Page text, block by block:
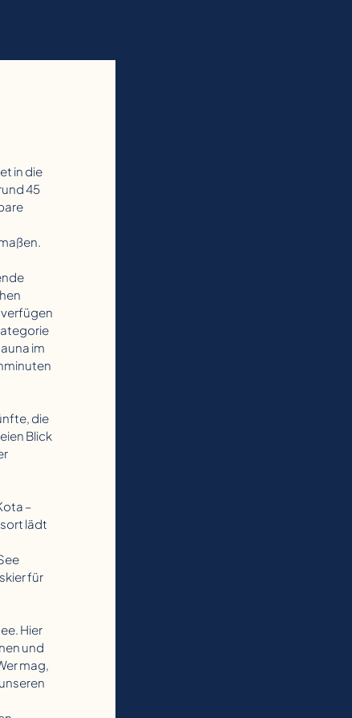
in die
45
verfügen
im
die
Blick
–
lädt
für
Hier
und
mag,